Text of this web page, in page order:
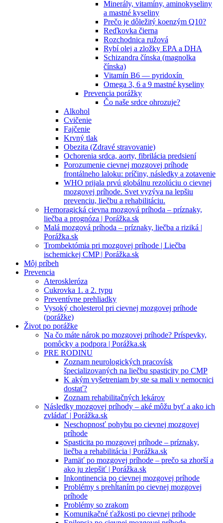
Minerály, vitamíny, aminokyseliny
a mastné kyseliny
Prečo je dôležitý koenzým Q10?
Reďkovka čierna
Rozchodnica ružová
Rybí olej a zložky EPA a DHA
Schizandra čínska (magnolka
čínska)
Vitamín B6 — pyridoxín
Omega 3, 6 a 9 mastné kyseliny
Prevencia porážky
Čo naše srdce ohrozuje?
Alkohol
Cvičenie
Fajčenie
Krvný tlak
Obezita (Zdravé stravovanie)
Ochorenia srdca, aorty, fibrilácia predsiení
Porozumenie cievnej mozgovej príhode
frontálneho laloku: príčiny, následky a zotavenie
WHO prijala prvú globálnu rezolúciu o cievnej
mozgovej príhode. Svet vyzýva na lepšiu
prevenciu, liečbu a rehabilitáciu.
Hemoragická cievna mozgová príhoda – príznaky,
liečba a prognóza | Porážka.sk
Malá mozgová príhoda – príznaky, liečba a riziká |
Porážka.sk
Trombektómia pri mozgovej príhode | Liečba
ischemickej CMP | Porážka.sk
Môj príbeh
Prevencia
Ateroskleróza
Cukrovka 1. a 2. typu
Preventívne prehliadky
Vysoký cholesterol pri cievnej mozgovej príhode
(porážke)
Život po porážke
Na čo máte nárok po mozgovej príhode? Príspevky,
pomôcky a podpora | Porážka.sk
PRE RODINU
Zoznam neurologických pracovísk
špecializovaných na liečbu spasticity po CMP
K akým vyšetreniam by ste sa mali v nemocnici
dostať?
Zoznam rehabilitačných lekárov
Následky mozgovej príhody – aké môžu byť a ako ich
zvládať | Porážka.sk
Neschopnosť pohybu po cievnej mozgovej
príhode
Spasticita po mozgovej príhode – príznaky,
liečba a rehabilitácia | Porážka.sk
Pamäť po mozgovej príhode – prečo sa zhorší a
ako ju zlepšiť | Porážka.sk
Inkontinencia po cievnej mozgovej príhode
Problémy s prehĺtaním po cievnej mozgovej
príhode
Problémy so zrakom
Komunikačné ťažkosti po cievnej príhode